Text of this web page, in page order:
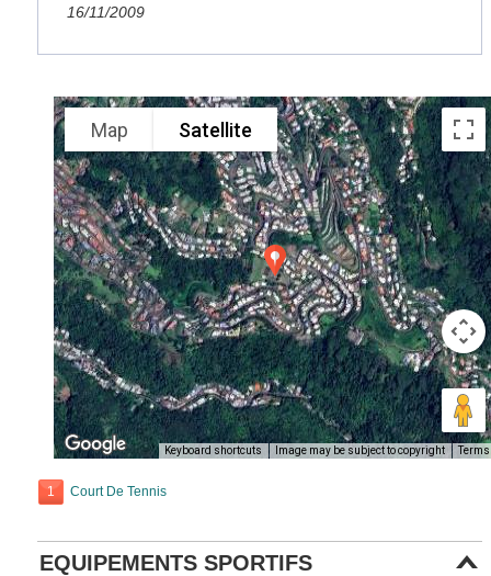
16/11/2009
Map Satellite
Keyboard shortcuts Image may be subject to copyright Terms
1 Court De Tennis
EQUIPEMENTS SPORTIFS